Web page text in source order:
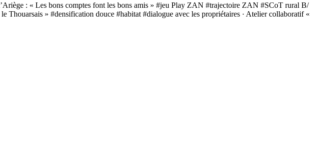
: « Les bons comptes font les bons amis » #jeu Play ZAN #trajectoire ZAN #SCoT rural B/
Thouarsais » #densification douce #habitat #dialogue avec les propriétaires · Atelier collaboratif «